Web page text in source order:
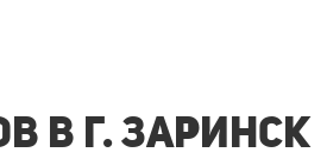
в г. Заринск